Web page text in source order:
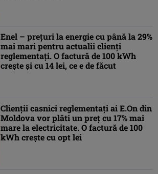
Enel – preţuri la energie cu până la 29%
mai mari pentru actualii clienţi
reglementaţi. O factură de 100 kWh
creşte şi cu 14 lei, ce e de făcut
Clienții casnici reglementați ai E.On din
Moldova vor plăti un preț cu 17% mai
mare la electricitate. O factură de 100
kWh crește cu opt lei